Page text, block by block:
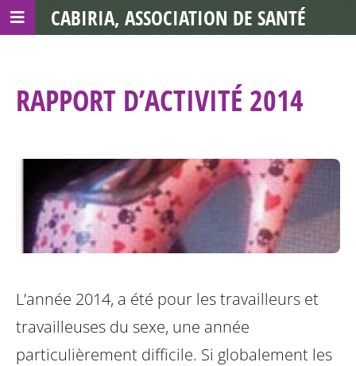
RAPPORT D’ACTIVITÉ 2014
L’année 2014, a été pour les travailleurs et
travailleuses du sexe, une année
particulièrement difficile. Si globalement les
CABIRIA, ASSOCIATION DE SANTÉ